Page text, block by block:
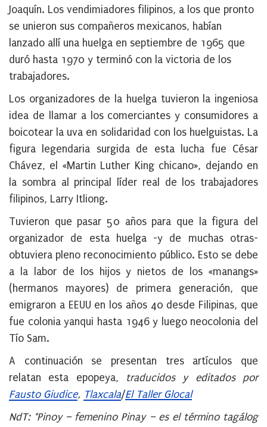
Joaquín. Los vendimiadores filipinos, a los que pronto
se unieron sus compañeros mexicanos, habían
lanzado allí una huelga en septiembre de 1965 que
duró hasta 1970 y terminó con la victoria de los
trabajadores.
Los organizadores de la huelga tuvieron la ingeniosa
idea de llamar a los comerciantes y consumidores a
boicotear la uva en solidaridad con los huelguistas. La
figura legendaria surgida de esta lucha fue César
Chávez, el «Martin Luther King chicano», dejando en
la sombra al principal líder real de los trabajadores
filipinos, Larry Itliong.
Tuvieron que pasar 50 años para que la figura del
organizador de esta huelga -y de muchas otras-
obtuviera pleno reconocimiento público. Esto se debe
a la labor de los hijos y nietos de los «manangs»
(hermanos mayores) de primera generación, que
emigraron a EEUU en los años 40 desde Filipinas, que
fue colonia yanqui hasta 1946 y luego neocolonia del
Tío Sam.
A continuación se presentan tres artículos que
relatan esta epopeya, traducidos y editados por
Fausto Giudice, Tlaxcala/El Taller Glocal
NdT: *Pinoy – femenino Pinay – es el término tagálog